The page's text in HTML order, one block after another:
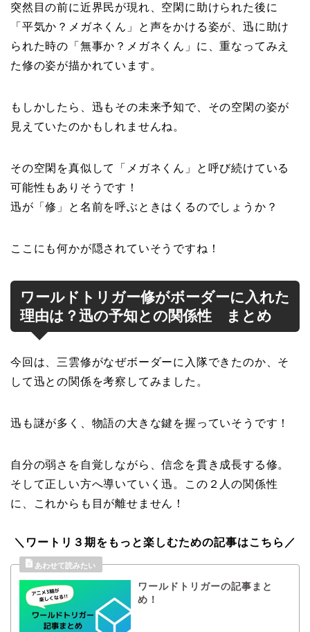
突然目の前に近界民が現れ、空閑に助けられた後に
「平気か？メガネくん」と声をかける姿が、迅に助け
られた時の「無事か？メガネくん」に、重なってみえ
た修の姿が描かれています。
もしかしたら、迅もその未来予知で、その空閑の姿が
見えていたのかもしれませんね。
その空閑を真似して「メガネくん」と呼び続けている
可能性もありそうです！
迅が「修」と名前を呼ぶときはくるのでしょうか？
ここにも何かが隠されていそうですね！
ワールドトリガー修がボーダーに入れた
理由は？迅の予知との関係性 まとめ
今回は、三雲修がなぜボーダーに入隊できたのか、そ
して迅との関係を考察してみました。
迅も謎が多く、物語の大きな鍵を握っていそうです！
自分の弱さを自覚しながら、信念を貫き成長する修。
そして正しい方へ導いていく迅。この２人の関係性
に、これからも目が離せません！
＼ワートリ３期をもっと楽しむための記事はこちら／
ワールドトリガーの記事まと
め！